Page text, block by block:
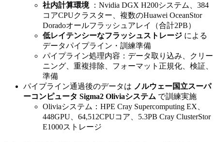
社内計算環境：Nvidia DGX H200システム、384
コアCPUクラスター、複数のHuawei OceanStor
Doradoオールフラッシュアレイ（合計2PB）
低レイテンシーなフラッシュストレージ による
データパイプライン・訓練準備
パイプライン処理内容：データ取り込み、クリー
ニング、重複排除、フォーマット正規化、検証、
準備
パイプライン通過後のデータは ノルウェー国立スーパ
ーコンピュータ Sigma2 Oliviaシステム で訓練実施
Oliviaシステム：HPE Cray Supercomputing EX、
448GPU、64,512CPUコア、5.3PB Cray ClusterStor
E1000ストレージ